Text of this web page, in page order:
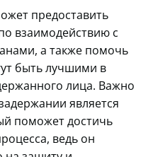
предоставить
взаимодействию с
а также помочь
быть лучшими в
лица. Важно
является
поможет достичь
ведь он